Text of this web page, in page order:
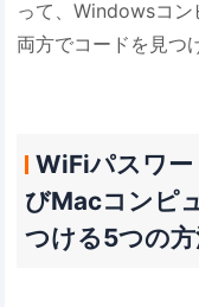
って、Windowsコ
両方でコードを見つ
WiFiパスワ
びMacコンピ
つける5つの